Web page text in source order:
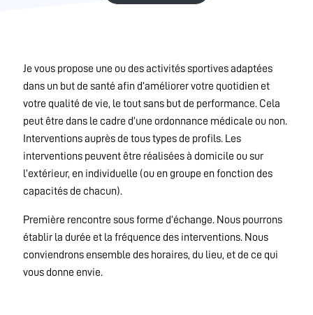
Je vous propose une ou des activités sportives adaptées
dans un but de santé afin d’améliorer votre quotidien et
votre qualité de vie, le tout sans but de performance. Cela
peut être dans le cadre d’une ordonnance médicale ou non.
Interventions auprès de tous types de profils. Les
interventions peuvent être réalisées à domicile ou sur
l’extérieur, en individuelle (ou en groupe en fonction des
capacités de chacun).
Première rencontre sous forme d’échange. Nous pourrons
établir la durée et la fréquence des interventions. Nous
conviendrons ensemble des horaires, du lieu, et de ce qui
vous donne envie.